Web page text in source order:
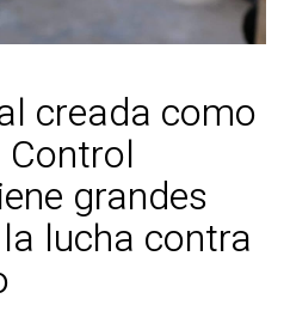
creada como
grandes
lucha contra